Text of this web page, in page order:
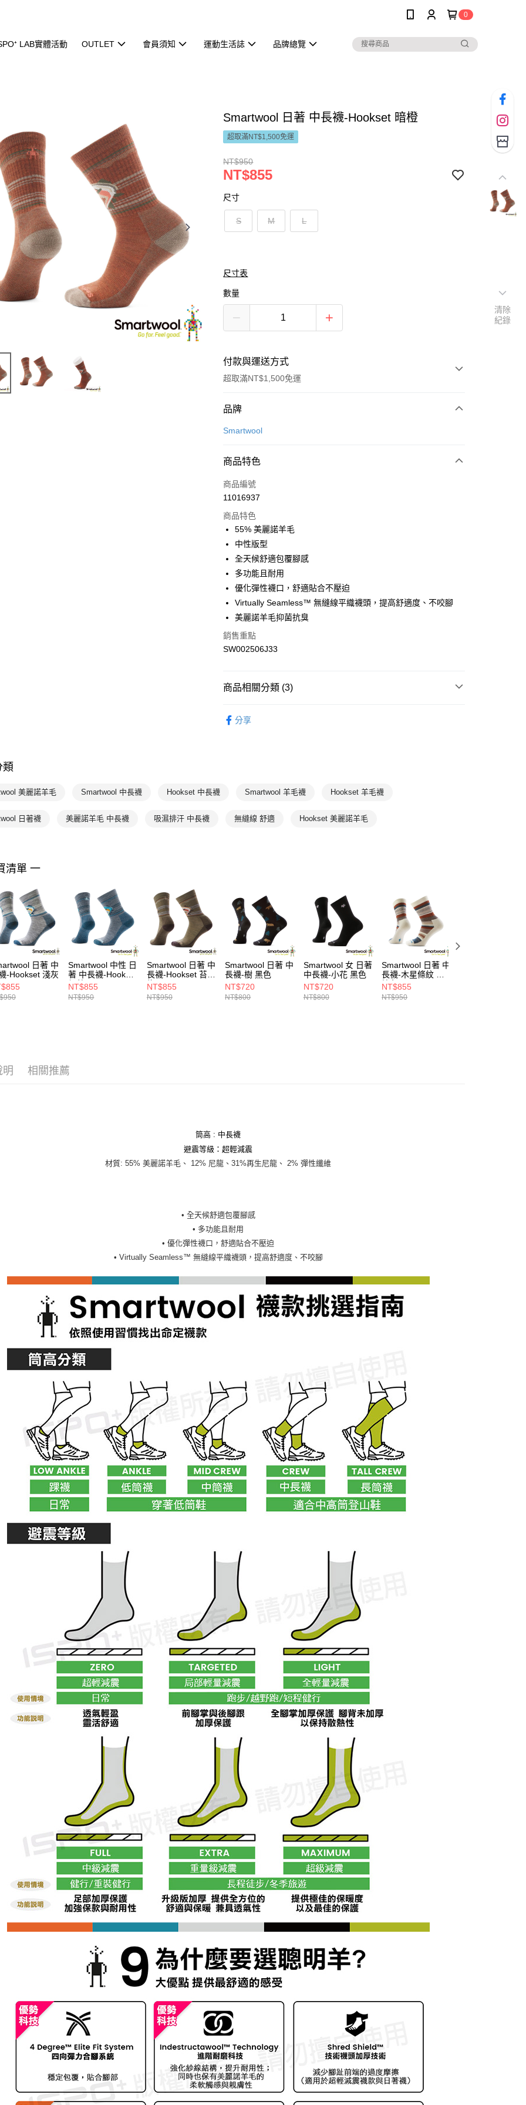
0
LAB實體活動 OUTLET 會員須知 運動生活誌 品牌總覽
Smartwool 日著 中長襪-Hookset 暗橙
超取滿NT$1,500免運
NT$950
NT$855
尺寸
S M L
尺寸表
數量
付款與運送方式
超取滿NT$1,500免運
付款方式
信用卡一次付款
悠遊付
運送方式
7-11取貨(快速到店)
每筆NT$100，滿NT$1,500(含以上)免運費
宅配-本島
每筆NT$100，滿NT$1,500(含以上)免運費
品牌
Smartwool
商品特色
商品編號
11016937
商品特色
55% 美麗諾羊毛
中性版型
全天候舒適包覆腳感
多功能且耐用
優化彈性襪口，舒適貼合不壓迫
Virtually Seamless™ 無縫線平織襪頭，提高舒適度、不咬腳
美麗諾羊毛抑菌抗臭
銷售重點
SW002506J33
商品相關分類 (3)
分享
類
美麗諾羊毛 Smartwool 中長襪 Hookset 中長襪 Smartwool 羊毛襪 Hookset 羊毛襪
日著襪 美麗諾羊毛 中長襪 吸濕排汗 中長襪 無縫線 舒適 Hookset 美麗諾羊毛
清單 一
日著 中
-Hookset 淺灰
Smartwool 中性 日
著 中長襪-Hookset
錫藍
NT$855
NT$950
Smartwool 日著 中
長襪-Hookset 苔蘚
綠
NT$855
NT$950
Smartwool 日著 中
長襪-樹 黑色
NT$720
NT$800
Smartwool 女 日著
中長襪-小花 黑色
NT$720
NT$800
Smartwool 日著 中
長襪-木星條紋 白
棕色
NT$855
NT$950
明 相關推薦
筒高 : 中長襪
避震等級：超輕減震
材質: 55% 美麗諾羊毛、 12% 尼龍、31%再生尼龍、 2% 彈性纖維
• 全天候舒適包覆腳感
• 多功能且耐用
• 優化彈性襪口，舒適貼合不壓迫
• Virtually Seamless™ 無縫線平織襪頭，提高舒適度、不咬腳
清除
紀錄